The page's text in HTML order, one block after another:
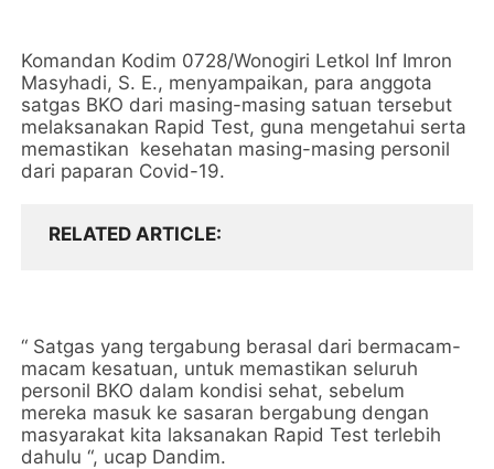
Komandan Kodim 0728/Wonogiri Letkol Inf Imron
Masyhadi, S. E., menyampaikan, para anggota
satgas BKO dari masing-masing satuan tersebut
melaksanakan Rapid Test, guna mengetahui serta
memastikan kesehatan masing-masing personil
dari paparan Covid-19.
RELATED ARTICLE
“ Satgas yang tergabung berasal dari bermacam-
macam kesatuan, untuk memastikan seluruh
personil BKO dalam kondisi sehat, sebelum
mereka masuk ke sasaran bergabung dengan
masyarakat kita laksanakan Rapid Test terlebih
dahulu “, ucap Dandim.